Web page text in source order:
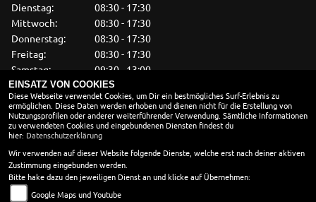
Dienstag:
08:30 - 17:30
Mittwoch:
08:30 - 17:30
Donnerstag:
08:30 - 17:30
Freitag:
08:30 - 17:30
Samstag:
09:30 - 13:00
Sonntag:
geschlossen
VERKAUF
Montag:
09:30 - 18:00
Dienstag:
09:30 - 18:00
Mittwoch:
09:30 - 18:00
Donnerstag:
09:30 - 18:00
Freitag:
09:30 - 18:00
EINSATZ VON COOKIES
Diese Webseite verwendet Cookies, um Dir ein bestmögliches Surf-Erlebnis zu
ermöglichen. Diese Daten werden erhoben und dienen nicht für die Erstellung von
Nutzungsprofilen oder anderer weiterführender Verwendung. Sämtliche Informationen
zu verwendeten Cookies und eingebundenen Diensten findest du
hier: Datenschutzerklärung
Wir verwenden auf dieser Website folgende Dienste, welche erst nach deiner aktiven
Zustimmung eingebunden werden.
Bitte hake dazu den jeweiligen Dienst an und klicke auf Übernehmen:
Google Maps und Youtube